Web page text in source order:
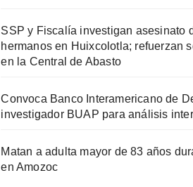
SSP y Fiscalía investigan asesinato
hermanos en Huixcolotla; refuerzan
en la Central de Abasto
Convoca Banco Interamericano de
investigador BUAP para análisis
Matan a adulta mayor de 83 años
en Amozoc